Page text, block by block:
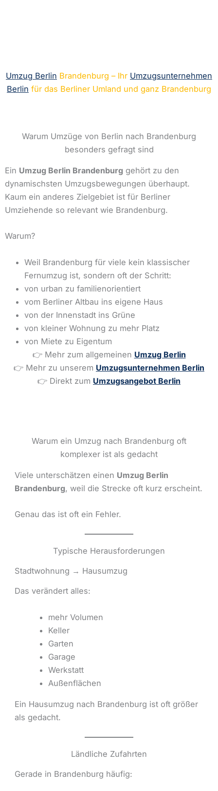
Umzug Berlin Brandenburg – Ihr Umzugsunternehmen
Berlin für das Berliner Umland und ganz Brandenburg
Warum Umzüge von Berlin nach Brandenburg
besonders gefragt sind
Ein Umzug Berlin Brandenburg gehört zu den
dynamischsten Umzugsbewegungen überhaupt.
Kaum ein anderes Zielgebiet ist für Berliner
Umziehende so relevant wie Brandenburg.
Warum?
Weil Brandenburg für viele kein klassischer
Fernumzug ist, sondern oft der Schritt:
von urban zu familienorientiert
vom Berliner Altbau ins eigene Haus
von der Innenstadt ins Grüne
von kleiner Wohnung zu mehr Platz
von Miete zu Eigentum
👉 Mehr zum allgemeinen Umzug Berlin
👉 Mehr zu unserem Umzugsunternehmen Berlin
👉 Direkt zum Umzugsangebot Berlin
Warum ein Umzug nach Brandenburg oft
komplexer ist als gedacht
Viele unterschätzen einen Umzug Berlin
Brandenburg, weil die Strecke oft kurz erscheint.
Genau das ist oft ein Fehler.
Typische Herausforderungen
Stadtwohnung → Hausumzug
Das verändert alles:
mehr Volumen
Keller
Garten
Garage
Werkstatt
Außenflächen
Ein Hausumzug nach Brandenburg ist oft größer
als gedacht.
Ländliche Zufahrten
Gerade in Brandenburg häufig: